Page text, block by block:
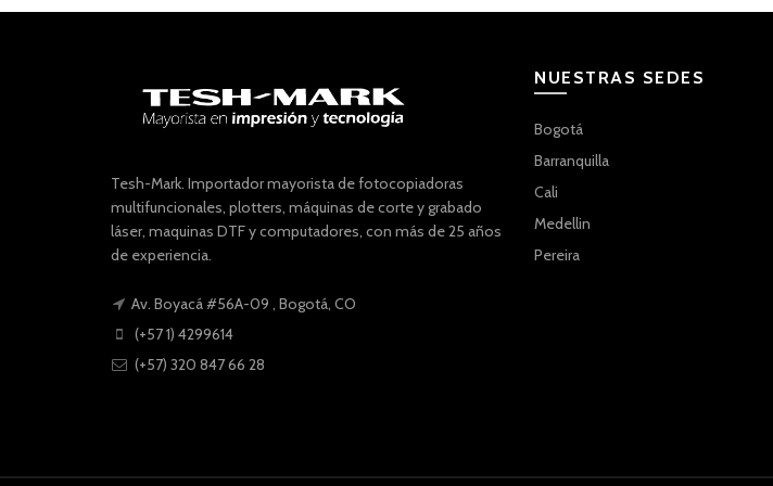
Tesh-Mark. Importador mayorista de fotocopiadoras
multifuncionales, plotters, máquinas de corte y grabado
láser, maquinas DTF y computadores, con más de 25 años
de experiencia.
Av. Boyacá #56A-09 , Bogotá, CO
(+57 1) 4299614
(+57) 320 847 66 28
NUESTRAS SEDES
Bogotá
Barranquilla
Cali
Medellin
Pereira